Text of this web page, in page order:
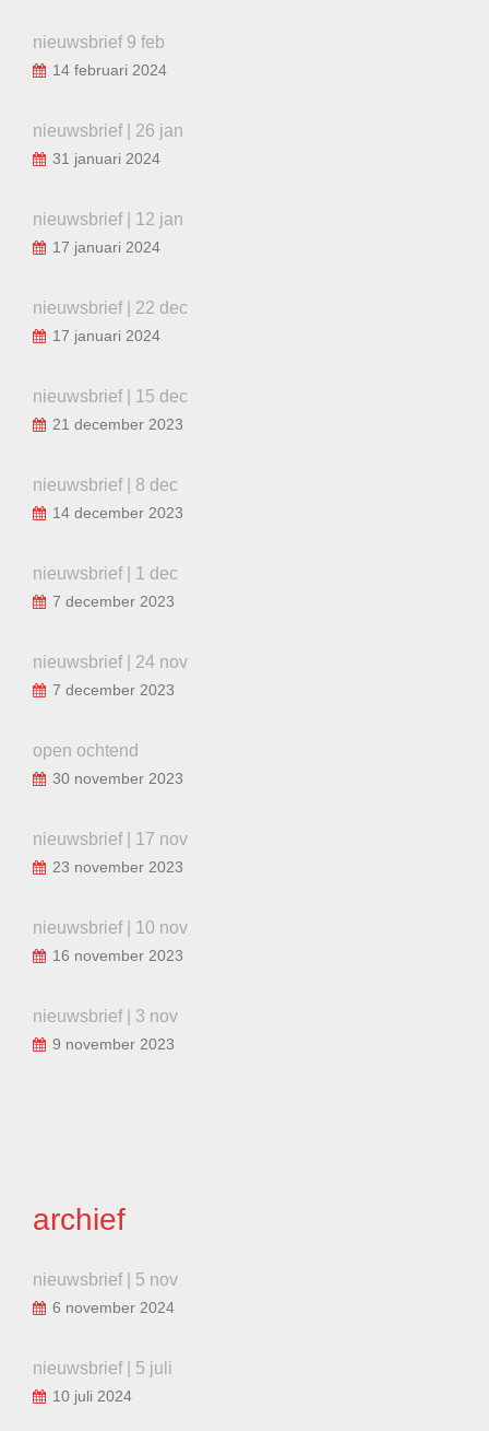
nieuwsbrief 9 feb
14 februari 2024
nieuwsbrief | 26 jan
31 januari 2024
nieuwsbrief | 12 jan
17 januari 2024
nieuwsbrief | 22 dec
17 januari 2024
nieuwsbrief | 15 dec
21 december 2023
nieuwsbrief | 8 dec
14 december 2023
nieuwsbrief | 1 dec
7 december 2023
nieuwsbrief | 24 nov
7 december 2023
open ochtend
30 november 2023
nieuwsbrief | 17 nov
23 november 2023
nieuwsbrief | 10 nov
16 november 2023
nieuwsbrief | 3 nov
9 november 2023
archief
nieuwsbrief | 5 nov
6 november 2024
nieuwsbrief | 5 juli
10 juli 2024